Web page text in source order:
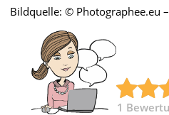
Bildquelle: © Photographee.eu
1